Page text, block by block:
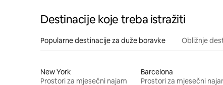
Destinacije koje treba istražiti
Popularne destinacije za duže boravke Obližnje
New York
Prostori za mjesečni najam
Barcelona
Prostori za mjesečni